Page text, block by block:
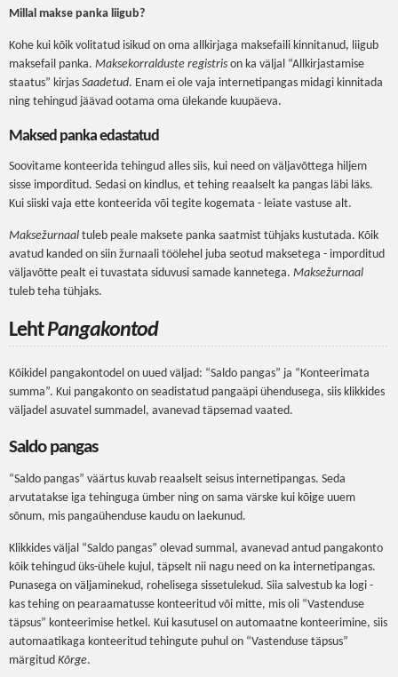
Millal makse panka liigub?
Kohe kui kõik volitatud isikud on oma allkirjaga maksefaili kinnitanud, liigub
maksefail panka. Maksekorralduste registris on ka väljal “Allkirjastamise
staatus” kirjas Saadetud. Enam ei ole vaja internetipangas midagi kinnitada
ning tehingud jäävad ootama oma ülekande kuupäeva.
Maksed panka edastatud
Soovitame konteerida tehingud alles siis, kui need on väljavõttega hiljem
sisse imporditud. Sedasi on kindlus, et tehing reaalselt ka pangas läbi läks.
Kui siiski vaja ette konteerida või tegite kogemata - leiate vastuse alt.
Maksežurnaal tuleb peale maksete panka saatmist tühjaks kustutada. Kõik
avatud kanded on siin žurnaali töölehel juba seotud maksetega - imporditud
väljavõtte pealt ei tuvastata siduvusi samade kannetega. Maksežurnaal
tuleb teha tühjaks.
LehtPangakontod
Kõikidel pangakontodel on uued väljad: “Saldo pangas” ja “Konteerimata
summa”. Kui pangakonto on seadistatud pangaäpi ühendusega, siis klikkides
väljadel asuvatel summadel, avanevad täpsemad vaated.
Saldo pangas
“Saldo pangas” väärtus kuvab reaalselt seisus internetipangas. Seda
arvutatakse iga tehinguga ümber ning on sama värske kui kõige uuem
sõnum, mis pangaühenduse kaudu on laekunud.
Klikkides väljal “Saldo pangas” olevad summal, avanevad antud pangakonto
kõik tehingud üks-ühele kujul, täpselt nii nagu need on ka internetipangas.
Punasega on väljaminekud, rohelisega sissetulekud. Siia salvestub ka logi -
kas tehing on pearaamatusse konteeritud või mitte, mis oli “Vastenduse
täpsus” konteerimise hetkel. Kui kasutusel on automaatne konteerimine, siis
automaatikaga konteeritud tehingute puhul on “Vastenduse täpsus”
märgitud Kõrge.